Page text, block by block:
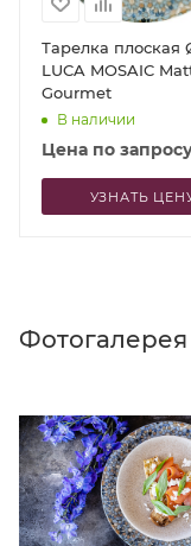
Тарелка плоская
LUCA MOSAIC
Gourmet
В наличии
Цена по
УЗНАТЬ
Фотогалерея